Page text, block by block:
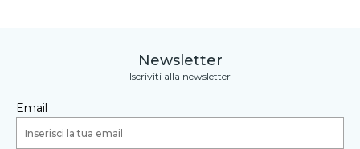
Newsletter
Iscriviti alla newsletter
Email